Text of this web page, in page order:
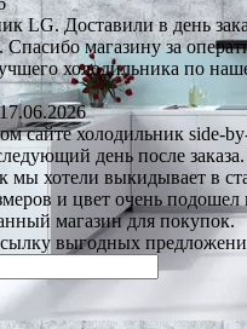
LG. Доставили в день
магазину за
холодильника по
сайте холодильник side-
день после
мы хотели выкидывает в
и цвет очень
магазин для покупок.
выгодных